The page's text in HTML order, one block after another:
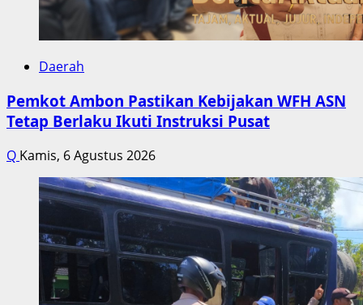
Daerah
Pemkot Ambon Pastikan Kebijakan WFH ASN
Tetap Berlaku Ikuti Instruksi Pusat
Q Kamis, 6 Agustus 2026